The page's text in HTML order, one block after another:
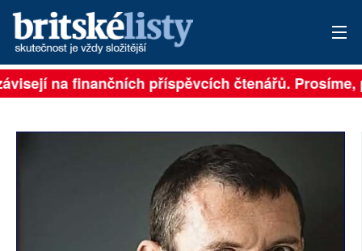
PŘIHLÁSIT
na finančních příspěvcích čtenářů. Prosíme,